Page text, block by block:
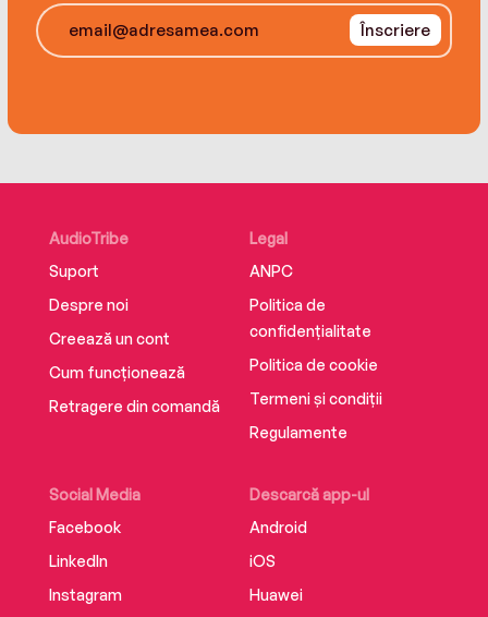
Înscriere
AudioTribe
Suport
Despre noi
Creează un cont
Cum funcționează
Retragere din comandă
Social Media
Facebook
LinkedIn
Instagram
Descarcă app-ul
Android
iOS
Huawei
Legal
ANPC
Politica de
confidențialitate
Politica de cookie
Termeni și condiții
Regulamente